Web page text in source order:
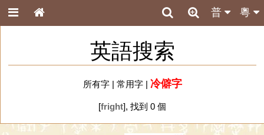
粵
普
英語搜索
所有字| 常用字| 冷僻字
[fright], 找到 0 個